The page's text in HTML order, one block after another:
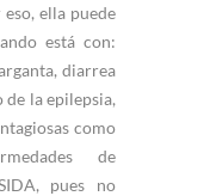
ella puede
está con:
diarrea
la epilepsia,
como
de
pues no